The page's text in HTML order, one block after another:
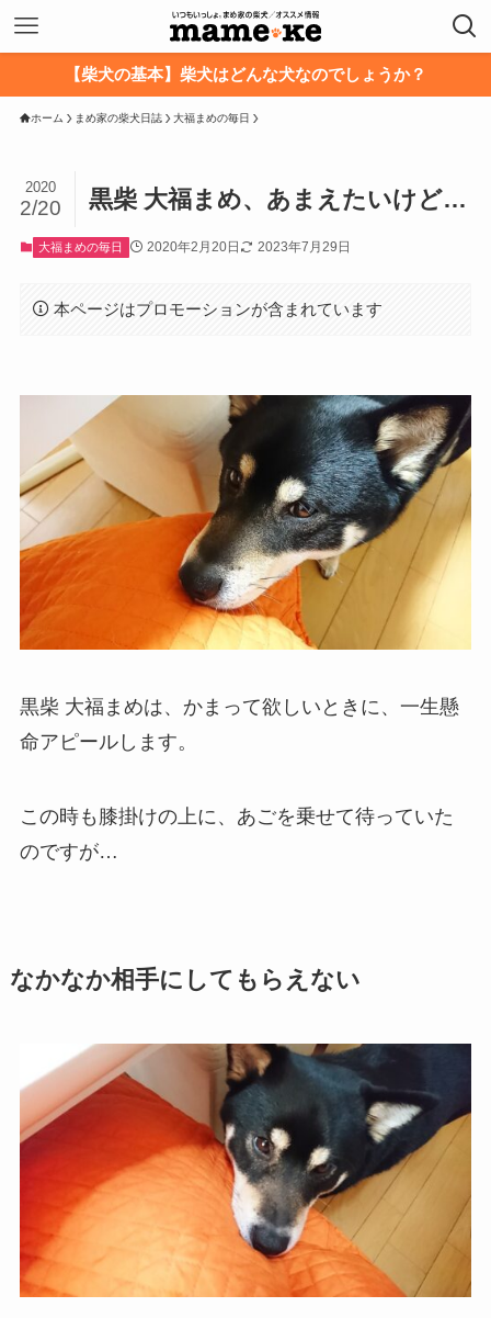
【柴犬の基本】柴犬はどんな犬なのでしょうか？
ホーム まめ家の柴犬日誌 大福まめの毎日
黒柴 大福まめ、あまえたいけど…
2020
2/20
大福まめの毎日 2020年2月20日 2023年7月29日
本ページはプロモーションが含まれています
黒柴 大福まめは、かまって欲しいときに、一生懸
命アピールします。
この時も膝掛けの上に、あごを乗せて待っていた
のですが…
なかなか相手にしてもらえない